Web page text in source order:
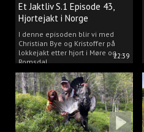
22:39
Et Jaktliv S.1 Episode 43,
Hjortejakt i Norge
I denne episoden blir vi med
Christian Bye og Kristoffer på
lokkejakt etter hjort i Møre og
Romsdal.